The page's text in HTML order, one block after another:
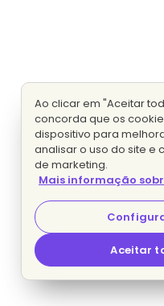
Ao clicar em "Aceitar
concorda que os
dispositivo para
analisar o uso do site e
de marketing.
Mais informação
Aceitar